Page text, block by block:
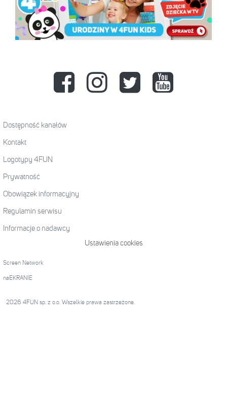
Dostępność kanałów
Kontakt
Logotypy 4FUN
Prywatność
Obowiązek informacyjny
Regulamin serwisu
Informacje o nadawcy
Ustawienia cookies
Screen Network
naEKRANIE
2026 4FUN sp. z o.o. Wszelkie prawa zastrzeżone.